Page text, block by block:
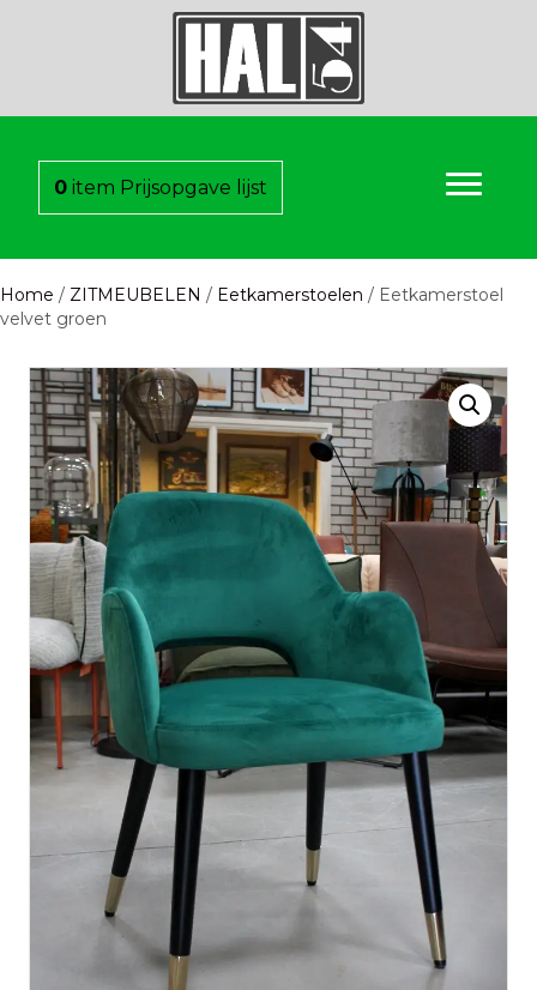
0 item Prijsopgave lijst
Home / ZITMEUBELEN / Eetkamerstoelen / Eetkamerstoel
velvet groen